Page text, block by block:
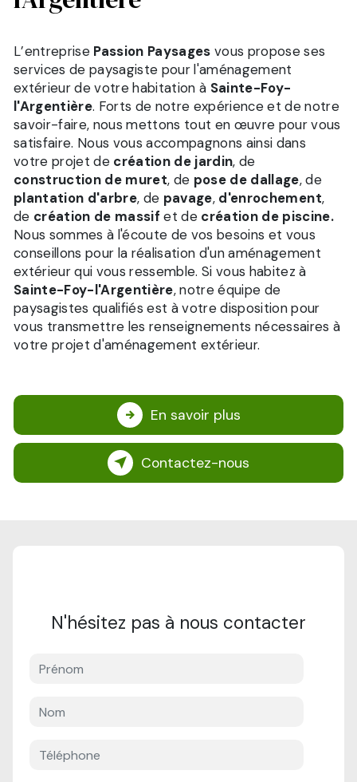
L’entreprise Passion Paysages vous propose ses
services de paysagiste pour l'aménagement
extérieur de votre habitation à Sainte-Foy-
l'Argentière. Forts de notre expérience et de notre
savoir-faire, nous mettons tout en œuvre pour vous
satisfaire. Nous vous accompagnons ainsi dans
votre projet de création de jardin, de
construction de muret, de pose de dallage, de
plantation d'arbre, de pavage, d'enrochement,
de création de massif et de création de piscine.
Nous sommes à l'écoute de vos besoins et vous
conseillons pour la réalisation d'un aménagement
extérieur qui vous ressemble. Si vous habitez à
Sainte-Foy-l'Argentière, notre équipe de
paysagistes qualifiés est à votre disposition pour
vous transmettre les renseignements nécessaires à
votre projet d'aménagement extérieur.
En savoir plus
Contactez-nous
N'hésitez pas à nous contacter